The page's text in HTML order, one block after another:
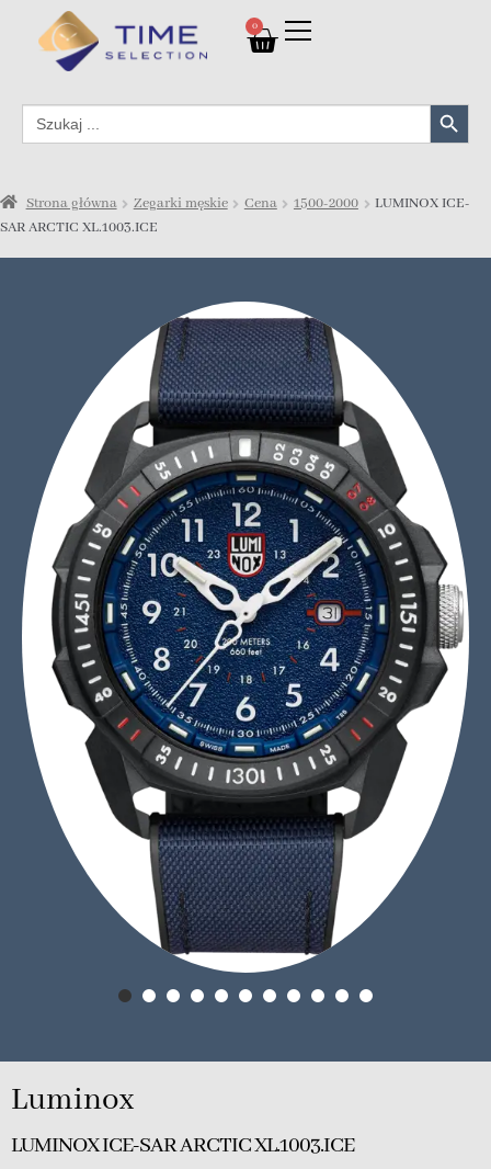
0
Search
for:
Search Button
Strona główna Zegarki męskie Cena 1500-2000
LUMINOX ICE-
SAR ARCTIC XL.1003.ICE
Luminox
LUMINOX ICE-SAR ARCTIC XL.1003.ICE